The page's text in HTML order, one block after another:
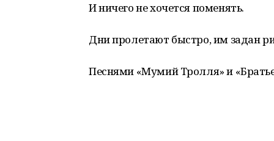
И ничего не хочется поменять.
Дни пролетают быстро, им задан
Песнями «Мумий Тролля» и